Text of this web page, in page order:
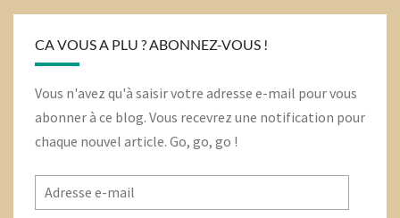
CA VOUS A PLU ? ABONNEZ-VOUS !
Vous n'avez qu'à saisir votre adresse e-mail pour vous
abonner à ce blog. Vous recevrez une notification pour
chaque nouvel article. Go, go, go !
Adresse
e-